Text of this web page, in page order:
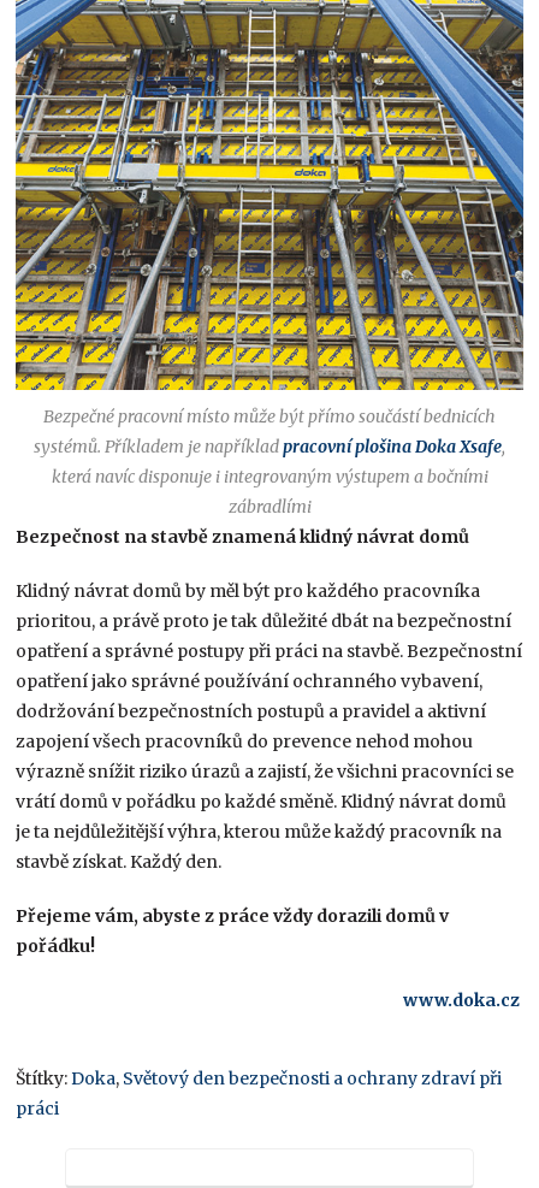
Bezpečné pracovní místo může být přímo součástí bednicích
systémů. Příkladem je napříkladpracovní plošina Doka Xsafe,
která navíc disponuje i integrovaným výstupem a bočními
zábradlími
Bezpečnost na stavbě znamená klidný návrat domů
Klidný návrat domů by měl být pro každého pracovníka
prioritou, a právě proto je tak důležité dbát na bezpečnostní
opatření a správné postupy při práci na stavbě. Bezpečnostní
opatření jako správné používání ochranného vybavení,
dodržování bezpečnostních postupů a pravidel a aktivní
zapojení všech pracovníků do prevence nehod mohou
výrazně snížit riziko úrazů a zajistí, že všichni pracovníci se
vrátí domů v pořádku po každé směně. Klidný návrat domů
je ta nejdůležitější výhra, kterou může každý pracovník na
stavbě získat. Každý den.
Přejeme vám, abyste z práce vždy dorazili domů v
pořádku!
www.doka.cz
Štítky:Doka, Světový den bezpečnosti a ochrany zdraví při
práci